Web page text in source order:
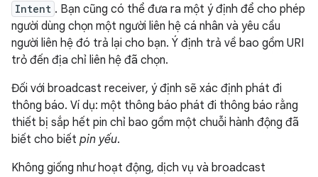
Intent . Bạn cũng có thể đưa ra một ý định để cho phép
người dùng chọn một người liên hệ cá nhân và yêu cầu
người liên hệ đó trả lại cho bạn. Ý định trả về bao gồm URI
trỏ đến địa chỉ liên hệ đã chọn.
Đối với broadcast receiver, ý định sẽ xác định phát đi
thông báo. Ví dụ: một thông báo phát đi thông báo rằng
thiết bị sắp hết pin chỉ bao gồm một chuỗi hành động đã
biết cho biết pin yếu.
Không giống như hoạt động, dịch vụ và broadcast